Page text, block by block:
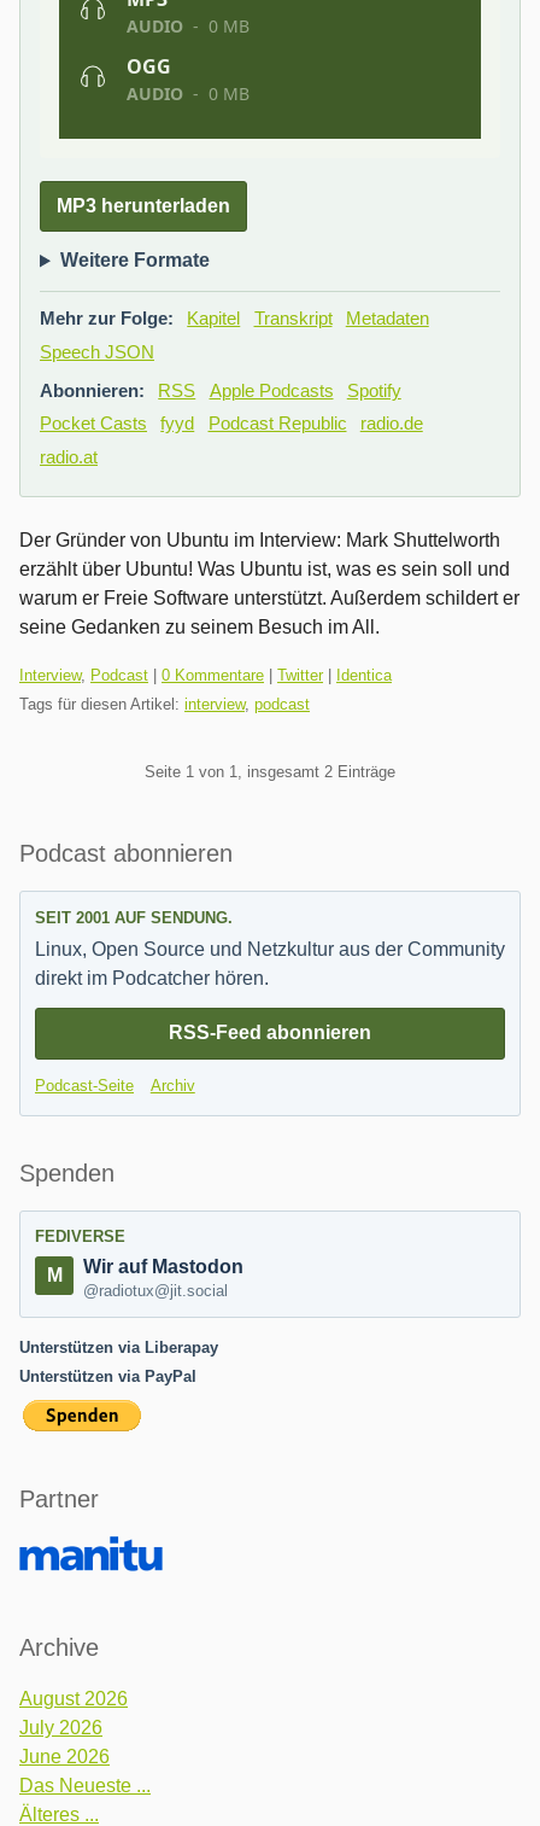
MP3 herunterladen
Weitere Formate
Mehr zur Folge: Kapitel Transkript
Metadaten
Speech JSON
Abonnieren:
RSS Apple Podcasts
Spotify
Pocket Casts
fyyd Podcast Republic
radio.de
radio.at
Der Gründer von Ubuntu im Interview: Mark Shuttelworth
erzählt über Ubuntu! Was Ubuntu ist, was es sein soll und
warum er Freie Software unterstützt. Außerdem schildert er
seine Gedanken zu seinem Besuch im All.
Kategorien:
Interview, Podcast 0 Kommentare Twitter|
Identica
Tags für diesen Artikel: interview, podcast
Seite 1 von 1, insgesamt 2 Einträge
Seitenleiste
Podcast abonnieren
SEIT 2001 AUF SENDUNG.
Linux, Open Source und Netzkultur aus der Community
direkt im Podcatcher hören.
RSS-Feed abonnieren
Podcast-Seite Archiv
Spenden
FEDIVERSE
Wir auf Mastodon
@radiotux@jit.social
Unterstützen via Liberapay
Unterstützen via PayPal
Partner
Archive
August 2026
July 2026
June 2026
Das Neueste ...
Älteres ...